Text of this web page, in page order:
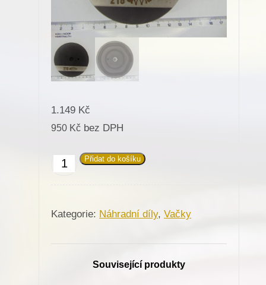
1.149 Kč
950 Kč bez DPH
674120
pro
Přidat do košíku
Kategorie: Náhradní díly, Vačky
Související produkty